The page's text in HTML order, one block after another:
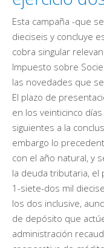
Esta campaña -que
dieciseis y concluye
cobra singular
Impuesto sobre
las novedades que
El plazo de
en los veinticinco
siguientes a la
embargo lo
con el año natural, y
la deuda tributaria, el
1-siete-dos mil
los dos inclusive,
de depósito que
administración